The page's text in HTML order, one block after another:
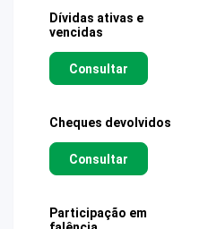
Dívidas ativas e
vencidas
Consultar
Cheques devolvidos
Consultar
Participação em